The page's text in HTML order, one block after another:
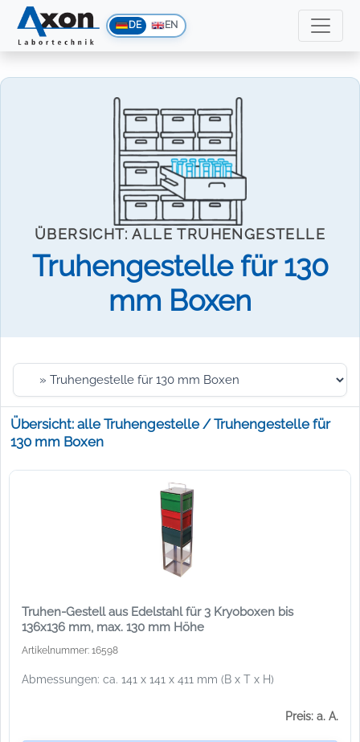
DE EN
ÜBERSICHT: ALLE TRUHENGESTELLE
Truhengestelle für 130
mm Boxen
Übersicht: alle Truhengestelle / Truhengestelle für
130 mm Boxen
Truhen-Gestell aus Edelstahl für 3 Kryoboxen bis
136x136 mm, max. 130 mm Höhe
Artikelnummer: 16598
Abmessungen: ca. 141 x 141 x 411 mm (B x T x H)
Preis: a. A.